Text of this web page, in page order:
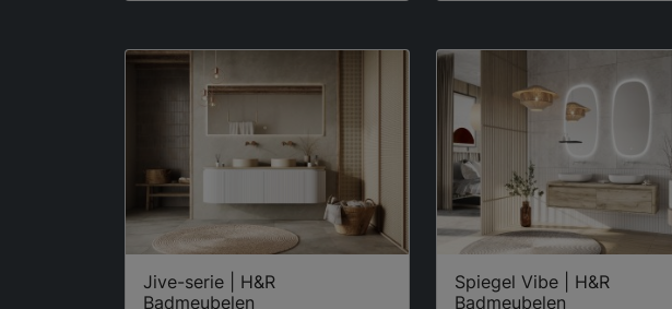
Jive-serie | H&R
Badmeubelen
Spiegel Vibe | H&R
Badmeubelen